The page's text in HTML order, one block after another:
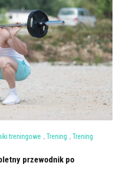
treningowe , Trening , Trening
przewodnik po